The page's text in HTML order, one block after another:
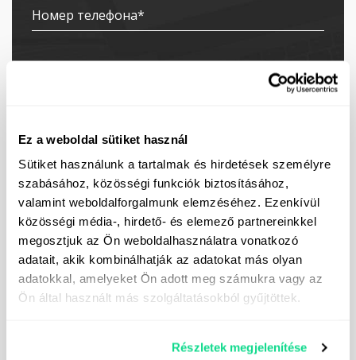
Ez a weboldal sütiket használ
Sütiket használunk a tartalmak és hirdetések személyre
szabásához, közösségi funkciók biztosításához,
valamint weboldalforgalmunk elemzéséhez. Ezenkívül
közösségi média-, hirdető- és elemező partnereinkkel
megosztjuk az Ön weboldalhasználatra vonatkozó
adatait, akik kombinálhatják az adatokat más olyan
adatokkal, amelyeket Ön adott meg számukra vagy az
Ön által használt más szolgáltatásokból gyűjtöttek.
Részletek megjelenítése
Я подписался на рассылку
Я даю согласие на обработку моих
персональных данных с целью рассылки прямых
маркетинговых сообщений. Контактные данные
контроллера данных можно найтиздесь.